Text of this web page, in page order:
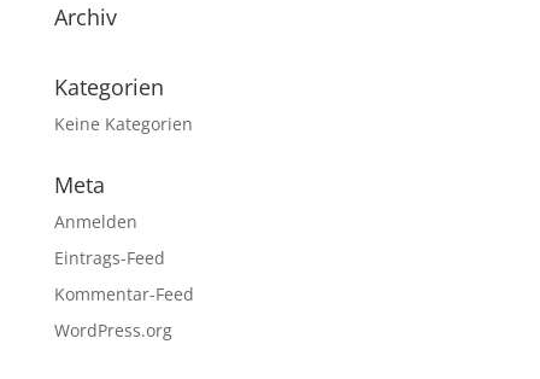
Archiv
Kategorien
Keine Kategorien
Meta
Anmelden
Eintrags-Feed
Kommentar-Feed
WordPress.org